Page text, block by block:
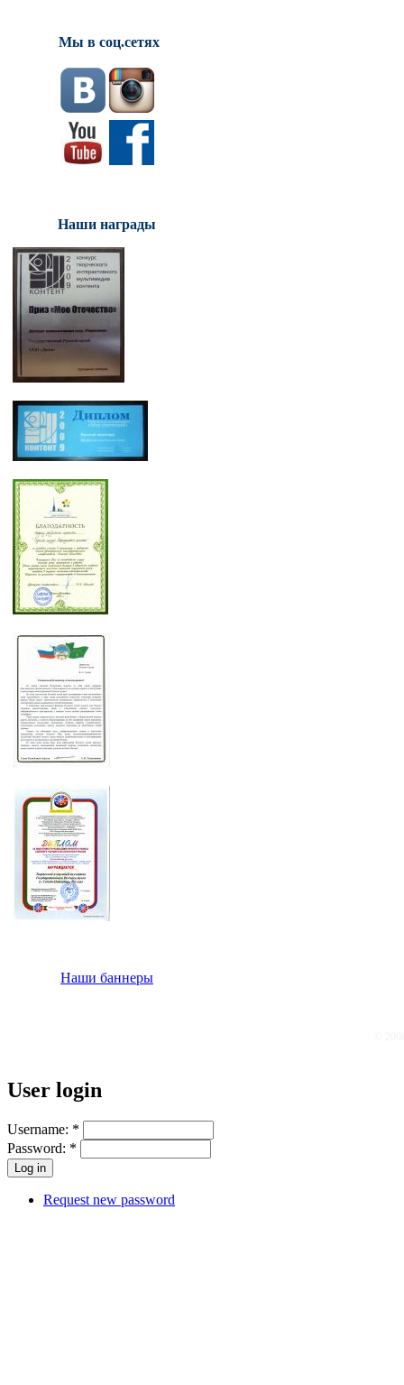
Мы в соц.сетях
Наши награды
Наши баннеры
User login
Username: *
Password: *
Request new password